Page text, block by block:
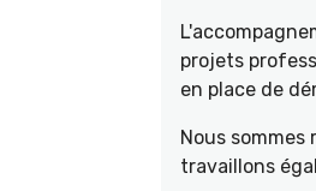
projets
en place de
Nous
travaillons